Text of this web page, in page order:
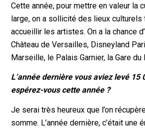
Cette année, pour mettre en valeur la
large, on a sollicité des lieux culturels
accueillir les artistes. On a la chance
Château de Versailles, Disneyland
Marseille, le Palais Garnier, la Gare
L’année dernière vous aviez levé 15
espérez-vous cette année ?
Je serai très heureux que l’on
somme. L’année dernière, c’était une